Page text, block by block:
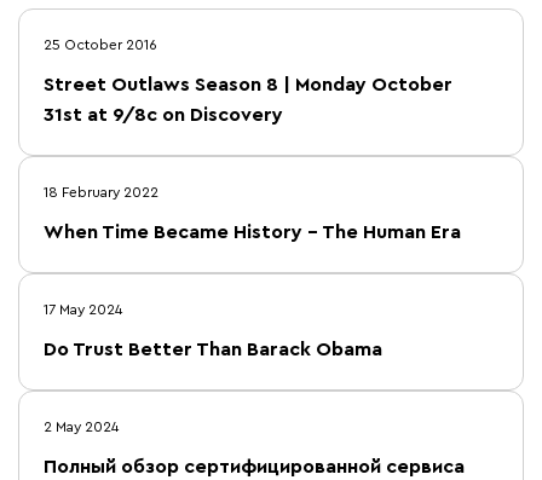
25 October 2016
Street Outlaws Season 8 | Monday October
31st at 9/8c on Discovery
18 February 2022
When Time Became History – The Human Era
17 May 2024
Do Trust Better Than Barack Obama
2 May 2024
Полный обзор сертифицированной сервиса